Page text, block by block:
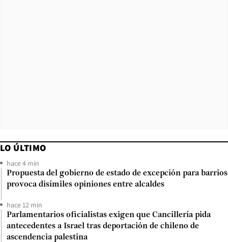
LO ÚLTIMO
hace 4 min
Propuesta del gobierno de estado de excepción para barrios
provoca disímiles opiniones entre alcaldes
hace 12 min
Parlamentarios oficialistas exigen que Cancillería pida
antecedentes a Israel tras deportación de chileno de
ascendencia palestina